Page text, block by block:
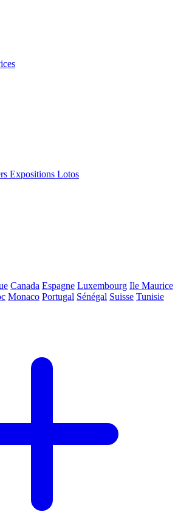
Expositions Lotos
Canada Espagne Luxembourg Ile Maurice
Monaco Portugal Sénégal Suisse Tunisie